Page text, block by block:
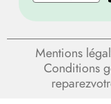
Mentions
Conditions